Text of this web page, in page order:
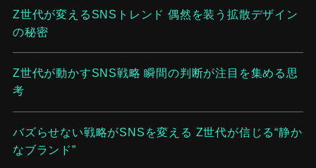
Z世代が変えるSNSトレンド 偶然を装う拡散デザイン
の秘密
Z世代が動かすSNS戦略 瞬間の判断が注目を集める思
考
バズらせない戦略がSNSを変える Z世代が信じる“静か
なブランド”